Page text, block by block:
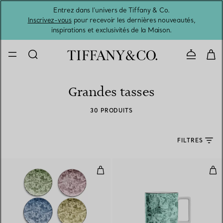
Entrez dans l’univers de Tiffany & Co.
Inscrivez-vouspour recevoir les dernières nouveautés,
inspirations et exclusivités de la Maison.
Grandes tasses
30 PRODUITS
FILTRES
Assiettes à dessert en